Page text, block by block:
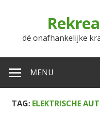
dé onafhankelijke
MENU
TAG: ELEKTRISCHE